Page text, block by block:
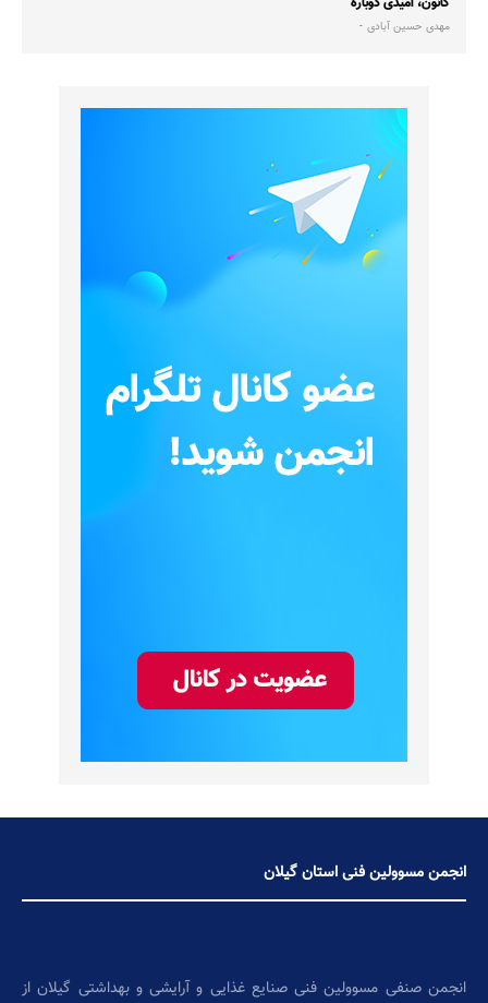
مهدی حسین آبادی
انجمن مسوولین فنی استان گیلان
انجمن صنفی مسوولین فنی صنایع غذایی و آرایشی و بهداشتی گیلان از